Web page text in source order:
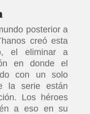
posterior a
creó esta
el eliminar a
en donde el
con un solo
la serie están
Los héroes
a eso en su